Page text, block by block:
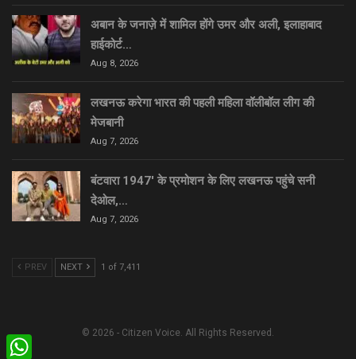
अबान के जनाज़े में शामिल होंगे उमर और अली, इलाहाबाद
हाईकोर्ट…
Aug 8, 2026
लखनऊ करेगा भारत की पहली महिला वॉलीबॉल लीग की
मेजबानी
Aug 7, 2026
बंटवारा 1947′ के प्रमोशन के लिए लखनऊ पहुंचे सनी
देओल,…
Aug 7, 2026
PREV NEXT 1 of 7,411
© 2026 - Citizen Voice. All Rights Reserved.